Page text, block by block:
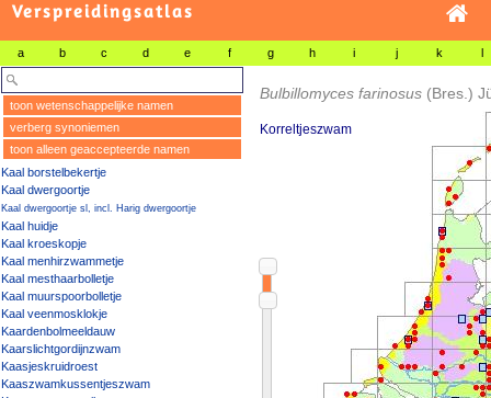
Verspreidingsatlas
a b c d e f g h i j k l
toon wetenschappelijke namen
verberg synoniemen
toon alleen geaccepteerde namen
Kaal borstelbekertje
Kaal dwergoortje
Kaal dwergoortje sl, incl. Harig dwergoortje
Kaal huidje
Kaal kroeskopje
Kaal menhirzwammetje
Kaal mesthaarbolletje
Kaal muurspoorbolletje
Kaal veenmosklokje
Kaardenbolmeeldauw
Kaarslichtgordijnzwam
Kaasjeskruidroest
Kaaszwamkussentjeszwam
Bulbillomyces farinosus (Bres.)
Korreltjeszwam